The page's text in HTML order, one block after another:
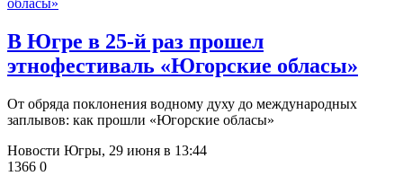
В Югре в 25-й раз прошел
этнофестиваль «Югорские обласы»
От обряда поклонения водному духу до международных
заплывов: как прошли «Югорские обласы»
Новости Югры, 29 июня в 13:44
1366 0